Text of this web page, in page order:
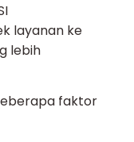
layanan ke
lebih
faktor